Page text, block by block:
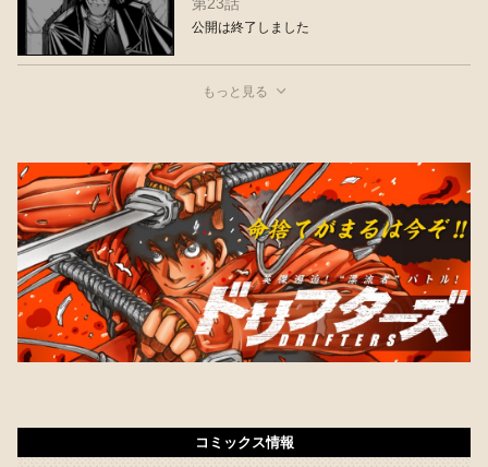
公開は終了しました
もっと見る
コミックス情報